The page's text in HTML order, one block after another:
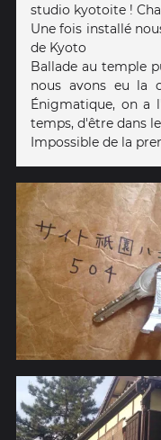
studio kyotoite !
Une fois installé
de Kyoto
Ballade au temple
nous avons eu la
Énigmatique, on a
temps, d'être dans
Impossible de la